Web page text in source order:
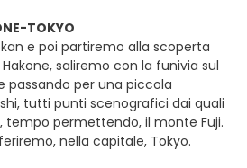
TOKYO
e poi partiremo alla scoperta
saliremo con la funivia sul
passando per una piccola
tutti punti scenografici dai quali
tempo permettendo, il monte Fuji.
nella capitale, Tokyo.